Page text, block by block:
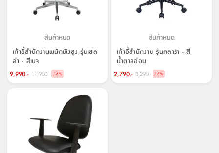
สินค้าหมด
เก้าอี้สำนักงานพนักพิงสูง รุ่นเชล
ล่า - สีเบจ
9,990.- 11,900.- -16%
สินค้าหมด
เก้าอี้สำนักงาน รุ่นคลาร่า - สี
น้ำตาลอ่อน
2,790.- 3,290.- -15%